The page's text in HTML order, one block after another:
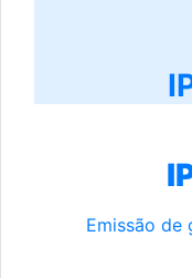
Emissão de